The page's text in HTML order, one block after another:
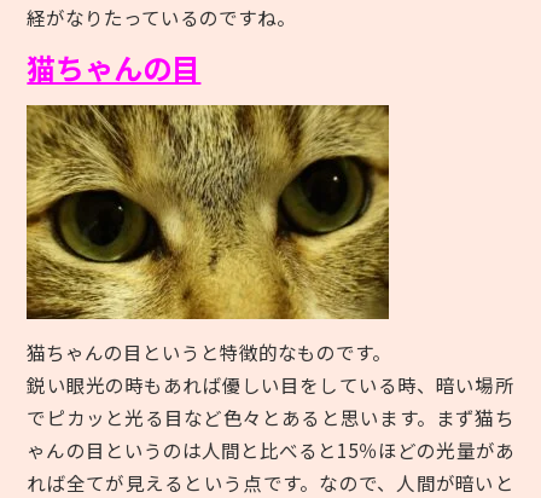
経がなりたっているのですね。
猫ちゃんの目
猫ちゃんの目というと特徴的なものです。
鋭い眼光の時もあれば優しい目をしている時、暗い場所
でピカッと光る目など色々とあると思います。まず猫ち
ゃんの目というのは人間と比べると15％ほどの光量があ
れば全てが見えるという点です。なので、人間が暗いと